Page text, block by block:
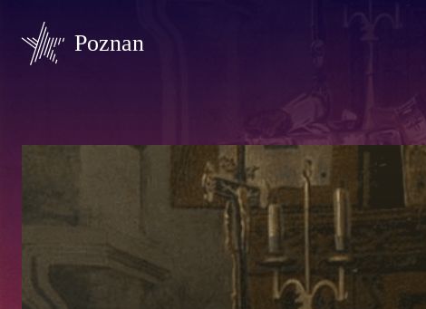
Poznan